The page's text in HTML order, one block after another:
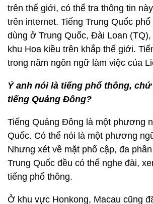
trên thế giới, có thể tra thông tin
trên internet. Tiếng Trung Quốc
dùng ở Trung Quốc, Đài Loan
khu Hoa kiều trên khắp thế giới.
trong năm ngôn ngữ làm việc của
Ý anh nói là tiếng phổ thông, chứ
tiếng Quảng Đông?
Tiếng Quảng Đông là một phương
Quốc. Có thể nói là một phương
Nhưng xét về mặt phổ cập, đa
Trung Quốc đều có thể nghe đài,
tiếng phổ thông.
Ở khu vực Honkong, Macau cũng